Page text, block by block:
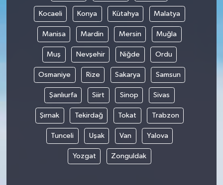
Kocaeli Konya Kütahya Malatya
Manisa Mardin Mersin Muğla
Muş Nevşehir Niğde Ordu
Osmaniye Rize Sakarya Samsun
Şanlıurfa Siirt Sinop Sivas
Şırnak Tekirdağ Tokat Trabzon
Tunceli Uşak Van Yalova
Yozgat Zonguldak